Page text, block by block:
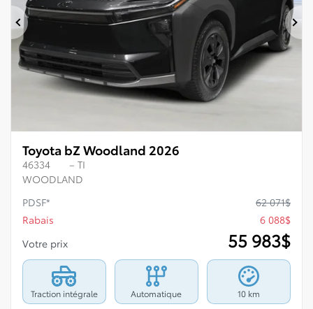
Précédent
Toyota bZ Woodland 2026
46334
– TI
WOODLAND
PDSF*
62 071$
Rabais
6 088$
Votre prix
55 983$
Traction intégrale Automatique 10 km